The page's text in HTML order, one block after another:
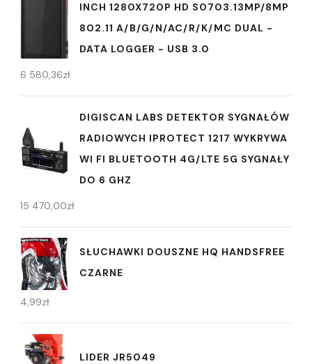
INCH 1280X720P HD S0703.13MP/8MP
802.11 A/B/G/N/AC/R/K/MC DUAL -
DATA LOGGER - USB 3.0
6 580,36zł
DIGISCAN LABS DETEKTOR SYGNAŁÓW
RADIOWYCH IPROTECT 1217 WYKRYWA
WI FI BLUETOOTH 4G/LTE 5G SYGNAŁY
DO 6 GHZ
15 470,00zł
SŁUCHAWKI DOUSZNE HQ HANDSFREE
CZARNE
4,99zł
LIDER JR5049